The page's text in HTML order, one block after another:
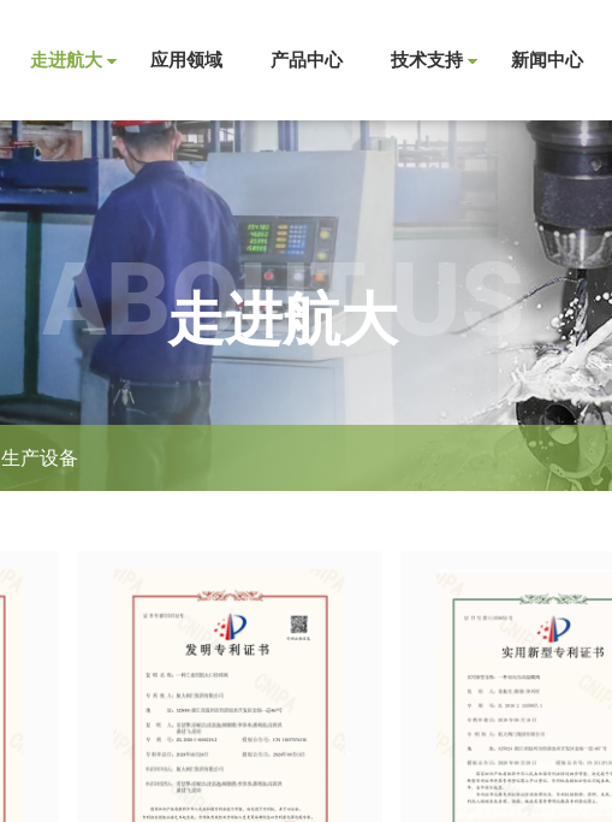
走进航大 应用领域 产品中心 技术支持 新闻中心
ABOUT US
走进航大
生产设备